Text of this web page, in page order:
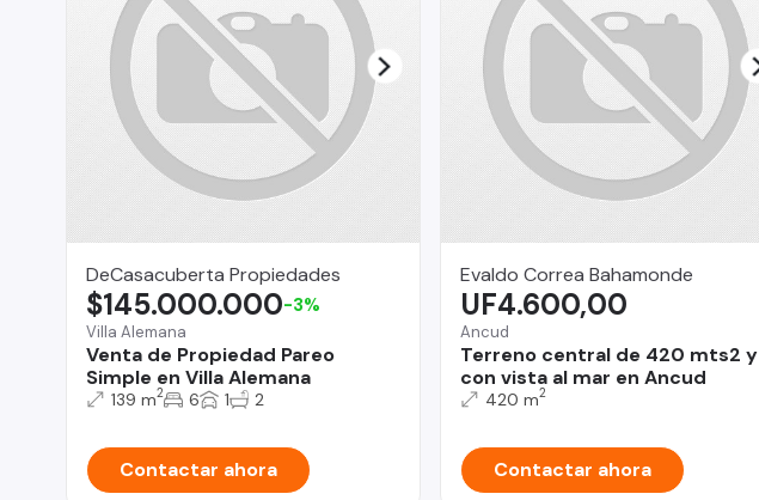
DeCasacuberta Propiedades
Villa Alemana
Venta de Propiedad Pareo
Simple en Villa Alemana
$145.000.000-3%
139 m2 6 1 2
Contactar ahora
Evaldo Correa Bahamonde
Ancud
Terreno central de 420 mts2 y
con vista al mar en Ancud
UF4.600,00
420 m2
Contactar ahora